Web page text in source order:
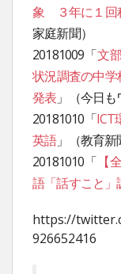
象 ３年に１回
家庭新聞）
20181009「文
状況調査の中
発表 」（今日も
20181010「ICT
英語」（教育新
20181010「 【
語「話すこと
https://
926652416